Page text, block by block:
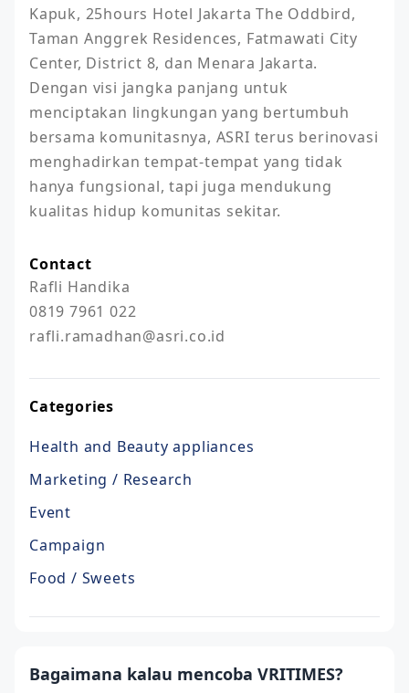
Kapuk, 25hours Hotel Jakarta The Oddbird,
Taman Anggrek Residences, Fatmawati City
Center, District 8, dan Menara Jakarta.
Dengan visi jangka panjang untuk
menciptakan lingkungan yang bertumbuh
bersama komunitasnya, ASRI terus berinovasi
menghadirkan tempat-tempat yang tidak
hanya fungsional, tapi juga mendukung
kualitas hidup komunitas sekitar.
Contact
Rafli Handika
0819 7961 022
rafli.ramadhan@asri.co.id
Categories
Health and Beauty appliances
Marketing / Research
Event
Campaign
Food / Sweets
Bagaimana kalau mencoba VRITIMES?